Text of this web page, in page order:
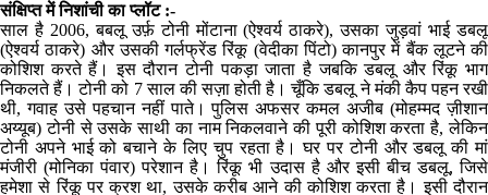
संक्षिप्त में निशांची का प्लॉट :-
साल है 2006, बबलू उर्फ़ टोनी मोंटाना (ऐश्वर्य ठाकरे), उसका जुड़वां भाई डबलू
(ऐश्वर्य ठाकरे) और उसकी गर्लफ्रेंड रिंकू (वेदीका पिंटो) कानपुर में बैंक लूटने की
कोशिश करते हैं। इस दौरान टोनी पकड़ा जाता है जबकि डबलू और रिंकू भाग
निकलते हैं। टोनी को 7 साल की सज़ा होती है। चूँकि डबलू ने मंकी कैप पहन रखी
थी, गवाह उसे पहचान नहीं पाते। पुलिस अफसर कमल अजीब (मोहम्मद ज़ीशान
अय्यूब) टोनी से उसके साथी का नाम निकलवाने की पूरी कोशिश करता है, लेकिन
टोनी अपने भाई को बचाने के लिए चुप रहता है। घर पर टोनी और डबलू की मां
मंजीरी (मोनिका पंवार) परेशान है। रिंकू भी उदास है और इसी बीच डबलू, जिसे
हमेशा से रिंकू पर क्रश था, उसके करीब आने की कोशिश करता है। इसी दौरान